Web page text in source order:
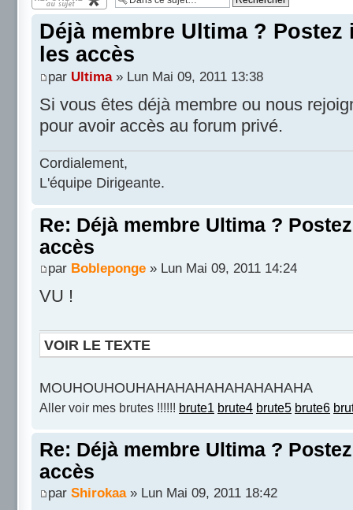
Déjà membre Ultima ?
les accès
par Ultima» Lun Mai 09, 2011 13:38
Si vous êtes déjà membre ou nous
pour avoir accès au forum privé.
Cordialement,
L'équipe Dirigeante.
Re: Déjà membre Ultima ?
accès
par Bobleponge » Lun Mai 09, 2011 14:24
VU !
VOIR LE TEXTE
MOUHOUHOUHAHAHAHAHAHAHAHAHA
Aller voir mes brutes !!!!!! brute1 brute4 brute5 brute6
Re: Déjà membre Ultima ?
accès
par Shirokaa» Lun Mai 09, 2011 18:42